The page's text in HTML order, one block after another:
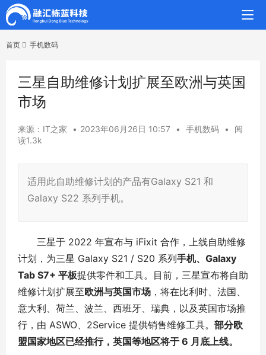
首页 手机数码
三星自助维修计划扩展至欧洲与英国
市场
来源：IT之家 • 2023年06月26日 10:57 • 手机数码 •
阅
读1.3k
适用此自助维修计划的产品有Galaxy S21 和
Galaxy S22 系列手机。
三星于 2022 年宣布与 iFixit 合作，上线自助维修
计划，为三星 Galaxy S21 / S20 系列手机、Galaxy
Tab S7+ 平板提供零件和工具。目前，三星宣布将自助
维修计划扩展至欧洲与英国市场 ，将在比利时、法国、
意大利、荷兰、波兰、西班牙、瑞典，以及英国市场推
行，由 ASWO、2Service 提供销售维修工具。 部分欧
盟国家地区已经推行，英国等地区将于 6 月底上线。